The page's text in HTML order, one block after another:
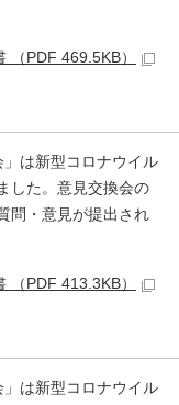
（PDF 469.5KB）
は新型コロナウイル
した。意見交換会の
問・意見が提出され
（PDF 413.3KB）
は新型コロナウイル